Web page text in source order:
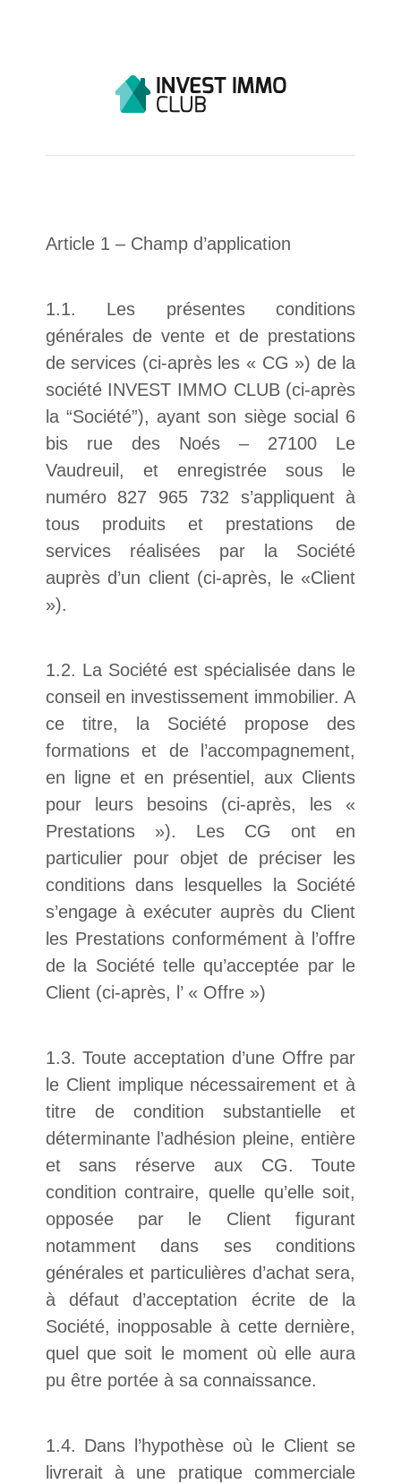
Article 1 – Champ d’application
1.1. Les présentes conditions
générales de vente et de prestations
de services (ci-après les « CG ») de la
société INVEST IMMO CLUB (ci-après
la “Société”), ayant son siège social 6
bis rue des Noés – 27100 Le
Vaudreuil, et enregistrée sous le
numéro 827 965 732 s’appliquent à
tous produits et prestations de
services réalisées par la Société
auprès d’un client (ci-après, le «Client
»).
1.2. La Société est spécialisée dans le
conseil en investissement immobilier. A
ce titre, la Société propose des
formations et de l’accompagnement,
en ligne et en présentiel, aux Clients
pour leurs besoins (ci-après, les «
Prestations »). Les CG ont en
particulier pour objet de préciser les
conditions dans lesquelles la Société
s’engage à exécuter auprès du Client
les Prestations conformément à l’offre
de la Société telle qu’acceptée par le
Client (ci-après, l’ « Offre »)
1.3. Toute acceptation d’une Offre par
le Client implique nécessairement et à
titre de condition substantielle et
déterminante l’adhésion pleine, entière
et sans réserve aux CG. Toute
condition contraire, quelle qu’elle soit,
opposée par le Client figurant
notamment dans ses conditions
générales et particulières d’achat sera,
à défaut d’acceptation écrite de la
Société, inopposable à cette dernière,
quel que soit le moment où elle aura
pu être portée à sa connaissance.
1.4. Dans l’hypothèse où le Client se
livrerait à une pratique commerciale